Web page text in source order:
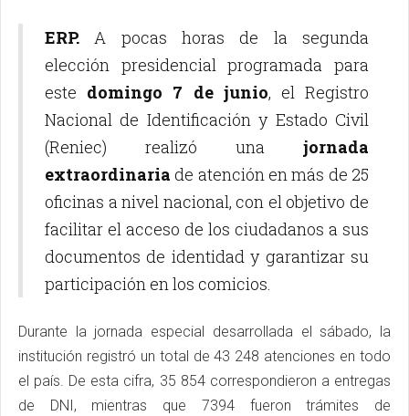
ERP. A pocas horas de la segunda
elección presidencial programada para
este domingo 7 de junio, el Registro
Nacional de Identificación y Estado Civil
(Reniec) realizó una jornada
extraordinaria de atención en más de 25
oficinas a nivel nacional, con el objetivo de
facilitar el acceso de los ciudadanos a sus
documentos de identidad y garantizar su
participación en los comicios.
Durante la jornada especial desarrollada el sábado, la
institución registró un total de 43 248 atenciones en todo
el país. De esta cifra, 35 854 correspondieron a entregas
de DNI, mientras que 7394 fueron trámites de